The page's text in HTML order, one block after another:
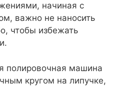
начиная с
важно не наносить
чтобы избежать
полировочная машина
кругом на липучке,